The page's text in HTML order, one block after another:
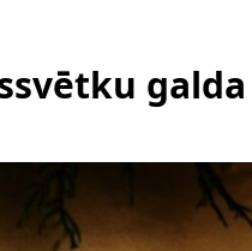
galda